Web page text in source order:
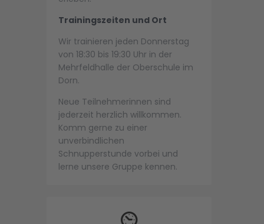
Trainingszeiten und Ort
Wir trainieren jeden Donnerstag
von 18:30 bis 19:30 Uhr in der
Mehrfeldhalle der Oberschule im
Dorn.
Neue Teilnehmerinnen sind
jederzeit herzlich willkommen.
Komm gerne zu einer
unverbindlichen
Schnupperstunde vorbei und
lerne unsere Gruppe kennen.